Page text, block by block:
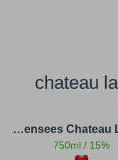
Les Pensees Chateau Lafleur - שאטו לפלר פנסס
750ml / 15%